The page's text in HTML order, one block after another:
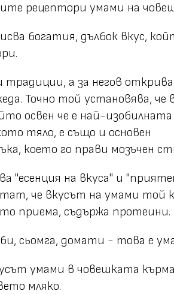
рецептори умами на
богатия, дълбок вкус,
традиции, а за негов
Точно той установява, че
освен че е най-изобилната
тяло, е също и основен
което го прави мозъчен
"есенция на вкуса" и
че вкусът на умами той
приема, съдържа протеини.
сьомга, домати - това е
умами в човешката
мляко.